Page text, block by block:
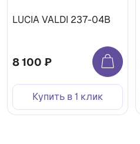
LUCIA VALDI 237-04B
8 100 ₽
Купить в 1 клик